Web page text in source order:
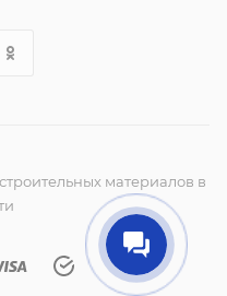
материалов в